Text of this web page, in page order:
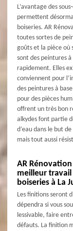
L’avantage des
permettent
boiseries. AR
toutes sortes de
goûts et la pièce où
sont des peintures
rapidement. Elles
conviennent pour
des peintures à
pour des pièces
offrent un très bon
alkydes font partie
d’eau dans le but
mais tout aussi
AR
meilleur
boiseries à La
Les finitions seront
dépendra si vous
lessivable, faire
défauts. La finition